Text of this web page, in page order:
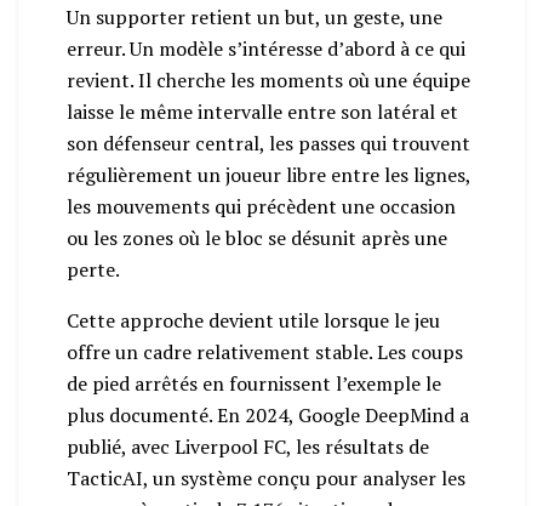
Un supporter retient un but, un geste, une
erreur. Un modèle s’intéresse d’abord à ce qui
revient. Il cherche les moments où une équipe
laisse le même intervalle entre son latéral et
son défenseur central, les passes qui trouvent
régulièrement un joueur libre entre les lignes,
les mouvements qui précèdent une occasion
ou les zones où le bloc se désunit après une
perte.
Cette approche devient utile lorsque le jeu
offre un cadre relativement stable. Les coups
de pied arrêtés en fournissent l’exemple le
plus documenté. En 2024, Google DeepMind a
publié, avec Liverpool FC, les résultats de
TacticAI, un système conçu pour analyser les